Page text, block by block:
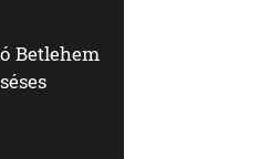
Betlehem